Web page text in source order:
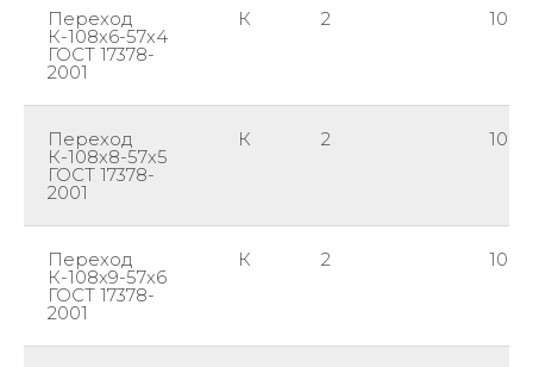
Переход
К-108х6-57х4
ГОСТ 17378-
2001
К 2 108
Переход
К-108х8-57х5
ГОСТ 17378-
2001
К 2 108
Переход
К-108х9-57х6
ГОСТ 17378-
2001
К 2 108